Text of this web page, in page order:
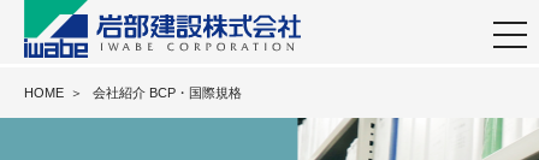
HOME ＞ 会社紹介 BCP・国際規格